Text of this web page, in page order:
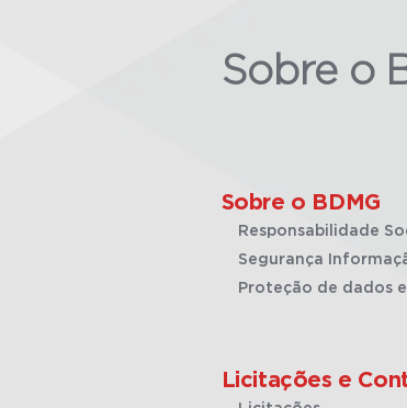
Sobre o
Sobre o BDMG
Responsabilidade
Segurança
Proteção de dados
Licitações e